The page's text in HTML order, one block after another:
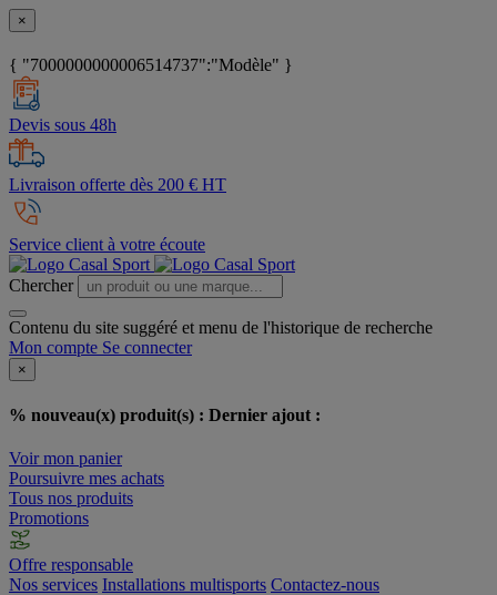
×
{ "7000000000006514737":"Modèle" }
Devis sous 48h
Livraison offerte dès 200 € HT
Service client à votre écoute
Chercher
Contenu du site suggéré et menu de l'historique de recherche
Mon compte Se connecter
×
% nouveau(x) produit(s) : Dernier ajout :
Voir mon panier
Poursuivre mes achats
Tous nos produits
Promotions
Offre responsable
Nos services Installations multisports Contactez-nous